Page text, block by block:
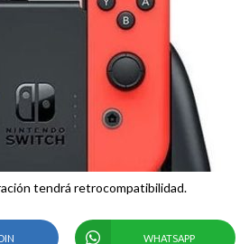
tendrá retrocompatibilidad.
WHATSAPP